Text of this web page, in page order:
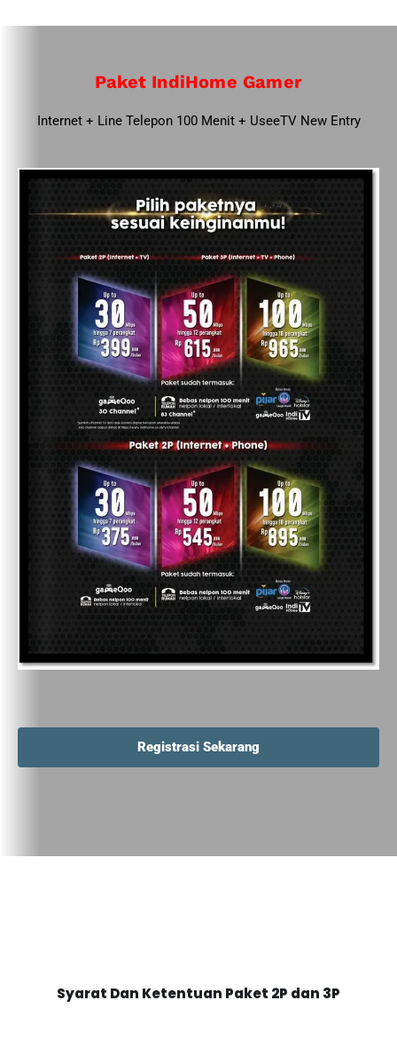
Paket IndiHome Gamer
Internet + Line Telepon 100 Menit + UseeTV New Entry
Registrasi Sekarang
Syarat Dan Ketentuan Paket 2P dan 3P